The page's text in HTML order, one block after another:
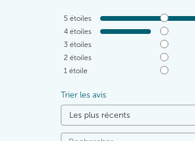
5 étoiles
4 étoiles
3 étoiles
2 étoiles
1 étoile
Trier les avis